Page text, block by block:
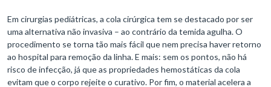
Em cirurgias pediátricas, a cola cirúrgica tem se destacado por ser
uma alternativa não invasiva – ao contrário da temida agulha. O
procedimento se torna tão mais fácil que nem precisa haver retorno
ao hospital para remoção da linha. E mais: sem os pontos, não há
risco de infecção, já que as propriedades hemostáticas da cola
evitam que o corpo rejeite o curativo. Por fim, o material acelera a